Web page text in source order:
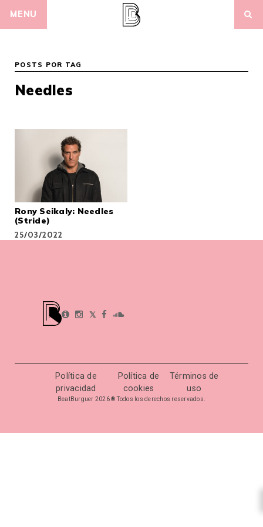
MENU
POSTS POR TAG
Needles
Rony Seikaly: Needles
(Stride)
25/03/2022
𝕏
Política de
privacidad
Política de
cookies
Términos de
uso
BeatBurguer 2026 ® Todos los derechos reservados.